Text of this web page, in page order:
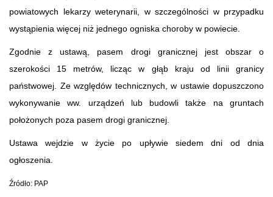
powiatowych lekarzy weterynarii, w szczególności w przypadku
wystąpienia więcej niż jednego ogniska choroby w powiecie.
Zgodnie z ustawą, pasem drogi granicznej jest obszar o
szerokości 15 metrów, licząc w głąb kraju od linii granicy
państwowej. Ze względów technicznych, w ustawie dopuszczono
wykonywanie ww. urządzeń lub budowli także na gruntach
położonych poza pasem drogi granicznej.
Ustawa wejdzie w życie po upływie siedem dni od dnia
ogłoszenia.
Źródło: PAP